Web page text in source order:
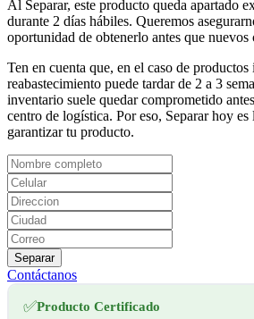
Al Separar, este producto queda apartado
durante 2 días hábiles. Queremos
oportunidad de obtenerlo antes que nuevos
Ten en cuenta que, en el caso de productos
reabastecimiento puede tardar de 2 a 3
inventario suele quedar comprometido
centro de logística. Por eso, Separar hoy es
garantizar tu producto.
Separar
Contáctanos
✅Producto Certificado